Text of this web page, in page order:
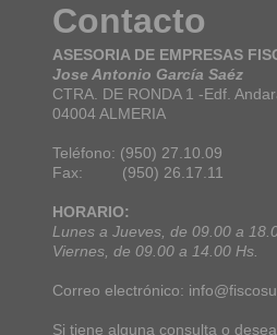
Contacto
ASESORIA DE EMPRESAS
Jose Antonio García Saéz
CTRA. DE RONDA 1 -Edf.
04004 ALMERIA
Teléfono: (950) 27.10.09
Fax: (950) 26.17.11
HORARIO:
Lunes a Jueves, de 09.00 a
Viernes, de 09.00 a 14.00 Hs.
Correo electrónico:
Si tiene alguna consulta o